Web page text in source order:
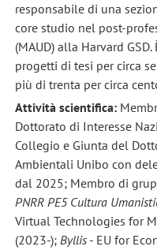
responsabile di una
core studio nel post-
(MAUD) alla Harvard
progetti di tesi per circa
più di trenta per circa
Attività scientifica:
Dottorato di Interesse
Collegio e Giunta del
Ambientali Unibo con
dal 2025; Membro di
PNRR PE5 Cultura
Virtual Technologies for
(2023-); Byllis- EU for